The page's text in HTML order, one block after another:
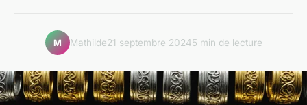
M Mathilde21 septembre 20245 min de lecture